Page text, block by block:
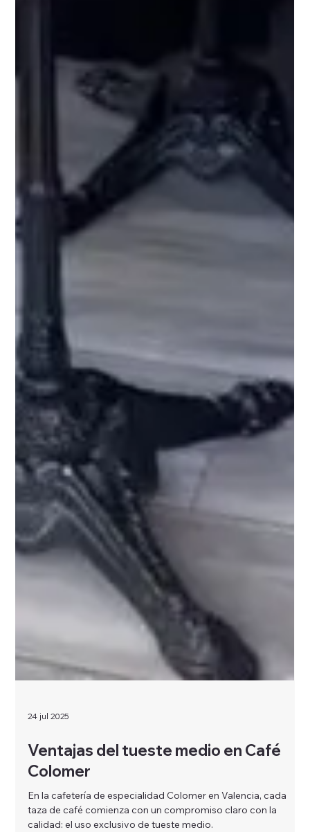
24 jul 2025